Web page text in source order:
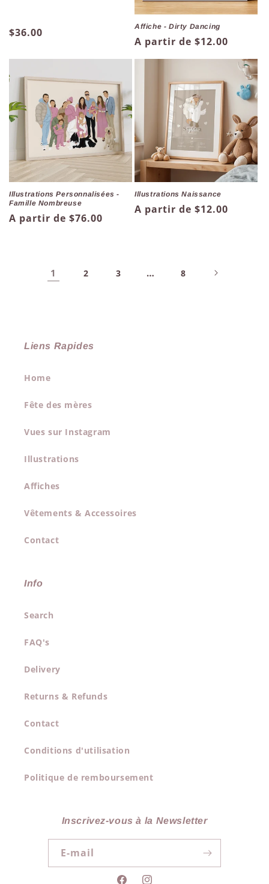
Prix
$36.00 Affiche - Dirty Dancing
Prix
habituel
A partir de $12.00
Illustrations Personnalisées -
Famille Nombreuse
Prix
A partir de $76.00
Illustrations Naissance
Prix
A partir de $12.00
1 2 3 … 8
Liens Rapides
Home
Fête des mères
Vues sur Instagram
Illustrations
Affiches
Vêtements & Accessoires
Contact
Info
Search
FAQ's
Delivery
Returns & Refunds
Contact
Conditions d'utilisation
Politique de remboursement
Inscrivez-vous à la Newsletter
E-mail